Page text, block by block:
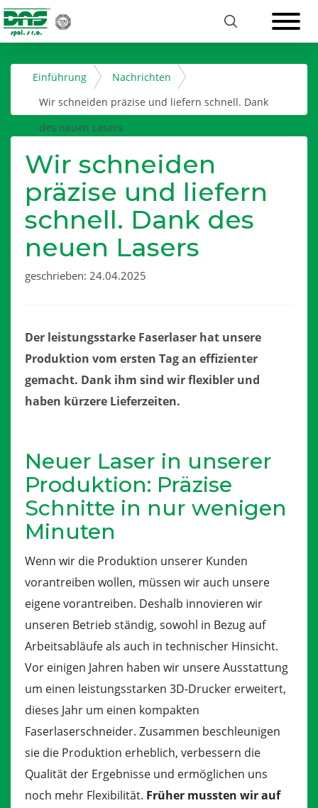
Einführung
Nachrichten
Wir schneiden präzise und liefern schnell. Dank
des neuen Lasers
Wir schneiden
präzise und liefern
schnell. Dank des
neuen Lasers
geschrieben: 24.04.2025
Der leistungsstarke Faserlaser hat unsere
Produktion vom ersten Tag an effizienter
gemacht. Dank ihm sind wir flexibler und
haben kürzere Lieferzeiten.
Neuer Laser in unserer
Produktion: Präzise
Schnitte in nur wenigen
Minuten
Wenn wir die Produktion unserer Kunden
vorantreiben wollen, müssen wir auch unsere
eigene vorantreiben. Deshalb innovieren wir
unseren Betrieb ständig, sowohl in Bezug auf
Arbeitsabläufe als auch in technischer Hinsicht.
Vor einigen Jahren haben wir unsere Ausstattung
um einen leistungsstarken 3D-Drucker erweitert,
dieses Jahr um einen kompakten
Faserlaserschneider. Zusammen beschleunigen
sie die Produktion erheblich, verbessern die
Qualität der Ergebnisse und ermöglichen uns
noch mehr Flexibilität. Früher mussten wir auf